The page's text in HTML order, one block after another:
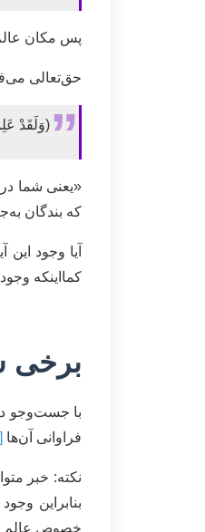
پس مکان
حق‌تعالی
(وَلَقَدْ
«یعنی شما
که بندگان
آیا وجود
کمااینکه
برخی
با جست‌وجو در
فراوانی آن‌ها [11]
نکته: خبر
بنابراین
خصوص عالم